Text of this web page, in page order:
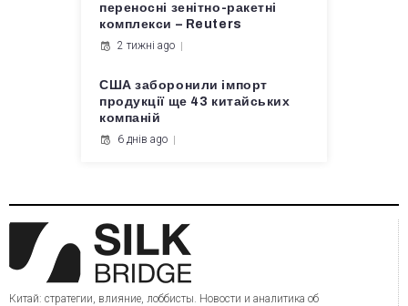
переносні зенітно-ракетні
комплекси – Reuters
2 тижні ago
США заборонили імпорт
продукції ще 43 китайських
компаній
6 днів ago
Китай: стратегии, влияние, лоббисты. Новости и аналитика об